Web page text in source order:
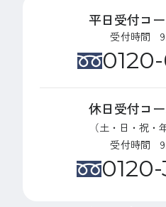
平日受付コ
受付時間
0120-
休日受付コ
（土・日・祝・
受付時間
0120-